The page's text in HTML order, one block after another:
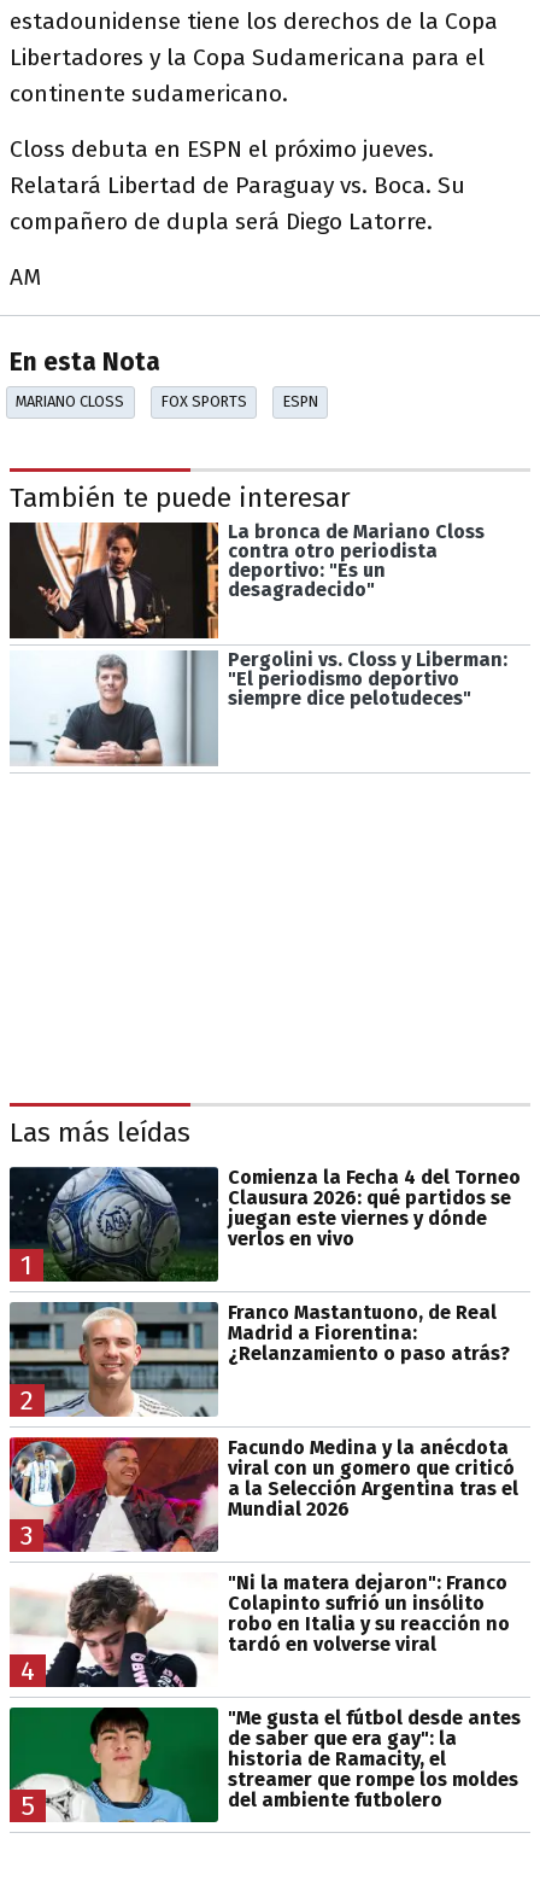
estadounidense tiene los derechos de la Copa
Libertadores y la Copa Sudamericana para el
continente sudamericano.
Closs debuta en ESPN el próximo jueves.
Relatará Libertad de Paraguay vs. Boca. Su
compañero de dupla será Diego Latorre.
AM
En esta Nota
MARIANO CLOSS FOX SPORTS ESPN
También te puede interesar
La bronca de Mariano Closs
contra otro periodista
deportivo: "Es un
desagradecido"
Pergolini vs. Closs y Liberman:
"El periodismo deportivo
siempre dice pelotudeces"
Las más leídas
1
Comienza la Fecha 4 del Torneo
Clausura 2026: qué partidos se
juegan este viernes y dónde
verlos en vivo
2
Franco Mastantuono, de Real
Madrid a Fiorentina:
¿Relanzamiento o paso atrás?
3
Facundo Medina y la anécdota
viral con un gomero que criticó
a la Selección Argentina tras el
Mundial 2026
4
"Ni la matera dejaron": Franco
Colapinto sufrió un insólito
robo en Italia y su reacción no
tardó en volverse viral
5
"Me gusta el fútbol desde antes
de saber que era gay": la
historia de Ramacity, el
streamer que rompe los moldes
del ambiente futbolero